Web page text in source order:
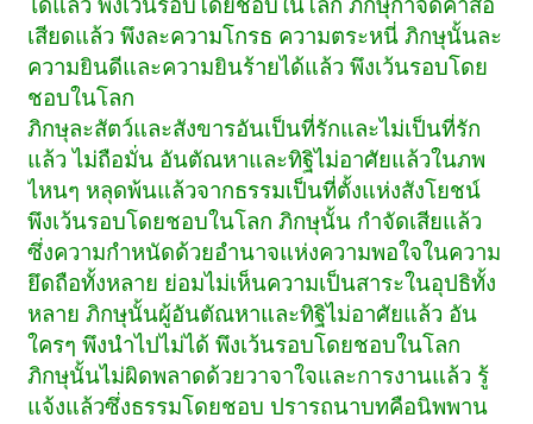
ได้แล้ว พึงเว้นรอบโดยชอบในโลก ภิกษุกำจัดคำส่อ
เสียดแล้ว พึงละความโกรธ ความตระหนี่ ภิกษุนั้นละ
ความยินดีและความยินร้ายได้แล้ว พึงเว้นรอบโดย
ชอบในโลก
ภิกษุละสัตว์และสังขารอันเป็นที่รักและไม่เป็นที่รัก
แล้ว ไม่ถือมั่น อันตัณหาและทิฐิไม่อาศัยแล้วในภพ
ไหนๆ หลุดพ้นแล้วจากธรรมเป็นที่ตั้งแห่งสังโยชน์
พึงเว้นรอบโดยชอบในโลก ภิกษุนั้น กำจัดเสียแล้ว
ซึ่งความกำหนัดด้วยอำนาจแห่งความพอใจในความ
ยึดถือทั้งหลาย ย่อมไม่เห็นความเป็นสาระในอุปธิทั้ง
หลาย ภิกษุนั้นผู้อันตัณหาและทิฐิไม่อาศัยแล้ว อัน
ใครๆ พึงนำไปไม่ได้ พึงเว้นรอบโดยชอบในโลก
ภิกษุนั้นไม่ผิดพลาดด้วยวาจาใจและการงานแล้ว รู้
แจ้งแล้วซึ่งธรรมโดยชอบ ปรารถนาบทคือนิพพาน